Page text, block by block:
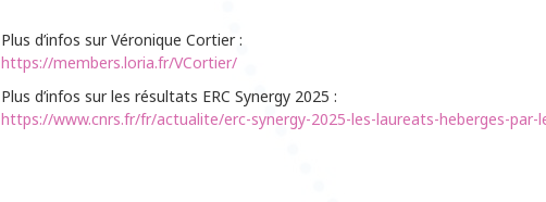
Plus d’infos sur Véronique Cortier :
https://members.loria.fr/VCortier/
Plus d’infos sur les résultats ERC Synergy 2025 :
https://www.cnrs.fr/fr/actualite/erc-synergy-2025-les-laureats-heberges-par-